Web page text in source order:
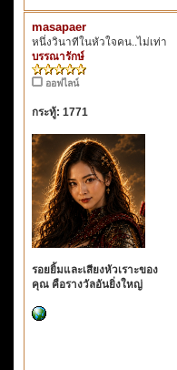
masapaer
หนึ่งวินาทีในหัวใจคน..ไม่เท่า
บรรณารักษ์
ออฟไลน์
กระทู้: 1771
รอยยิ้มและเสียงหัวเราะของ
คุณ คือรางวัลอันยิ่งใหญ่